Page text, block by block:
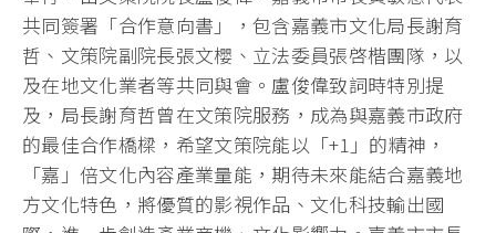
共同簽署「合作意向書」，包含嘉義市文化局長謝育
哲、文策院副院長張文櫻、立法委員張啓楷團隊，以
及在地文化業者等共同與會。盧俊偉致詞時特別提
及，局長謝育哲曾在文策院服務，成為與嘉義市政府
的最佳合作橋樑，希望文策院能以「+1」的精神，
「嘉」倍文化內容產業量能，期待未來能結合嘉義地
方文化特色，將優質的影視作品、文化科技輸出國